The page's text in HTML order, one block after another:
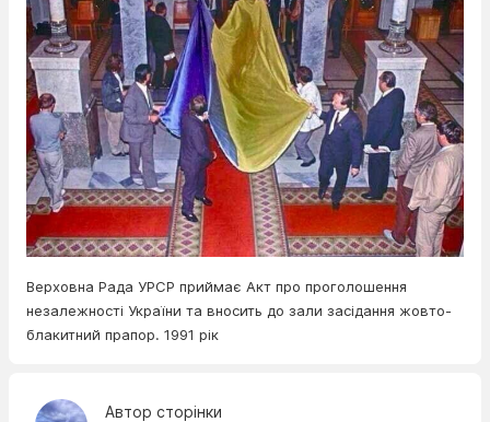
Верховна Рада УРСР приймає Акт про проголошення
незалежності України та вносить до зали засідання жовто-
блакитний прапор. 1991 рік
Автор сторінки